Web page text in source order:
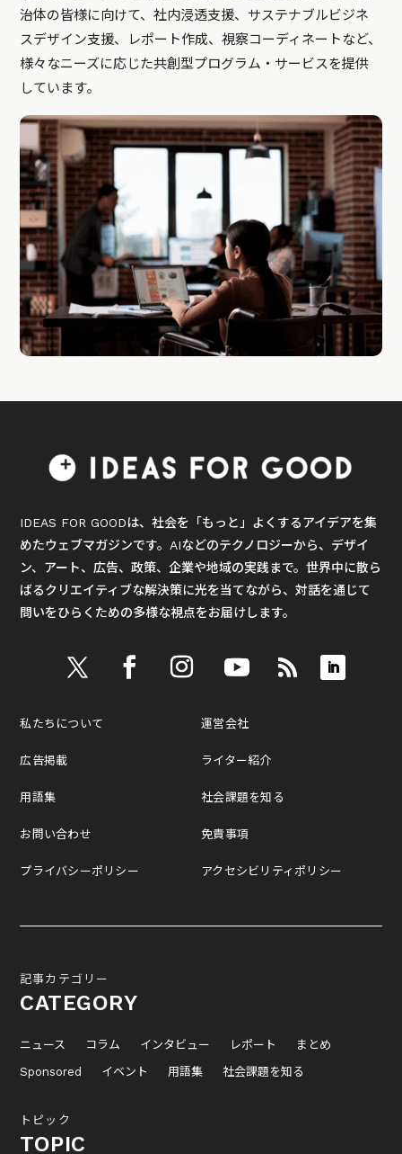
治体の皆様に向けて、社内浸透支援、サステナブルビジネ
スデザイン支援、レポート作成、視察コーディネートなど、
様々なニーズに応じた共創型プログラム・サービスを提供
しています。
IDEAS FOR GOODは、社会を「もっと」よくするアイデアを集
めたウェブマガジンです。AIなどのテクノロジーから、デザイ
ン、アート、広告、政策、企業や地域の実践まで。世界中に散ら
ばるクリエイティブな解決策に光を当てながら、対話を通じて
問いをひらくための多様な視点をお届けします。
私たちについて
広告掲載
用語集
お問い合わせ
プライバシーポリシー
運営会社
ライター紹介
社会課題を知る
免責事項
アクセシビリティポリシー
記事カテゴリー
CATEGORY
ニュース コラム インタビュー レポート
まとめ
Sponsored
イベント 用語集 社会課題を知る
トピック
TOPIC